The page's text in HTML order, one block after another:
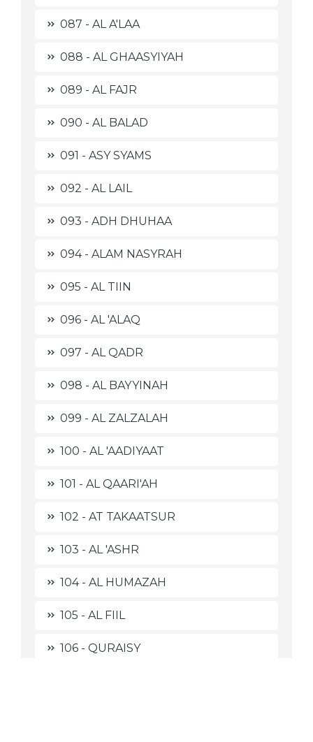
087 - AL A'LAA
088 - AL GHAASYIYAH
089 - AL FAJR
090 - AL BALAD
091 - ASY SYAMS
092 - AL LAIL
093 - ADH DHUHAA
094 - ALAM NASYRAH
095 - AL TIIN
096 - AL 'ALAQ
097 - AL QADR
098 - AL BAYYINAH
099 - AL ZALZALAH
100 - AL 'AADIYAAT
101 - AL QAARI'AH
102 - AT TAKAATSUR
103 - AL 'ASHR
104 - AL HUMAZAH
105 - AL FIIL
106 - QURAISY